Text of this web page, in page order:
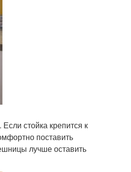
стойка крепится к
поставить
лучше оставить